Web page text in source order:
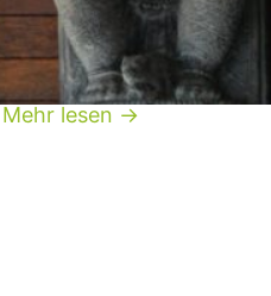
für deinen Urlaub auf Bali
Namaste!
Mehr lesen →